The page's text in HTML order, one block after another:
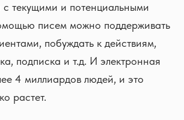
с текущими и потенциальными
писем можно поддерживать
побуждать к действиям,
подписка и т.д. И электронная
4 миллиардов людей, и это
растет.